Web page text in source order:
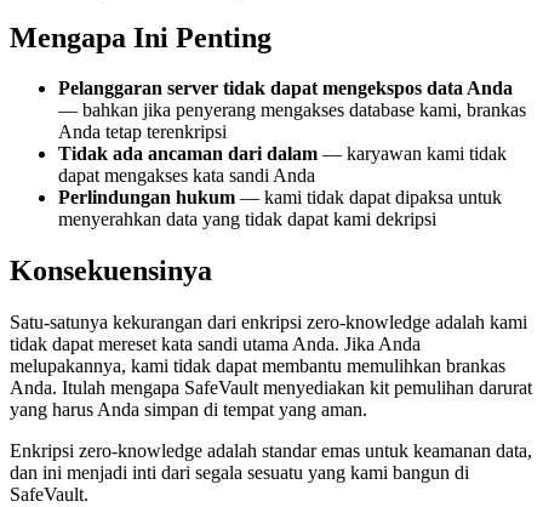
Mengapa Ini Penting
Pelanggaran server tidak dapat mengekspos data Anda
— bahkan jika penyerang mengakses database kami, brankas
Anda tetap terenkripsi
Tidak ada ancaman dari dalam — karyawan kami tidak
dapat mengakses kata sandi Anda
Perlindungan hukum — kami tidak dapat dipaksa untuk
menyerahkan data yang tidak dapat kami dekripsi
Konsekuensinya
Satu-satunya kekurangan dari enkripsi zero-knowledge adalah kami
tidak dapat mereset kata sandi utama Anda. Jika Anda
melupakannya, kami tidak dapat membantu memulihkan brankas
Anda. Itulah mengapa SafeVault menyediakan kit pemulihan darurat
yang harus Anda simpan di tempat yang aman.
Enkripsi zero-knowledge adalah standar emas untuk keamanan data,
dan ini menjadi inti dari segala sesuatu yang kami bangun di
SafeVault.